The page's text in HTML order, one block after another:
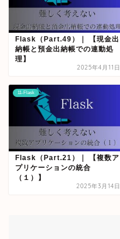
Flask（Part.49）｜ 【現金出
納帳と預金出納帳での連動処
理】
2025年4月11日
11-Flask
Flask（Part.21）｜ 【複数ア
プリケーションの統合
（１）】
2025年3月14日